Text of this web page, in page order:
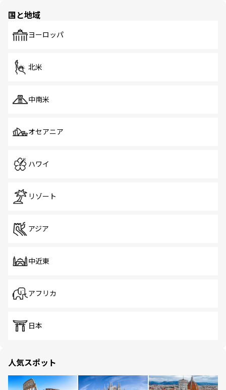
で、ホーカーズは地元の風情を楽しめる外せないスポット
国と地域
ヨーロッパ
北米
中南米
オセアニア
ハワイ
リゾート
アジア
中近東
アフリカ
日本
人気スポット